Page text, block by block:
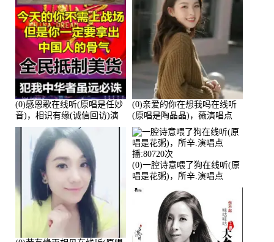
(0)感恩歌在线听(原唱是任妙
音)，相识有缘(诚信回访)演
唱点播:161288次
(0)亲爱的你在想我吗在线听
(原唱是陶晶晶)，薇演唱点
播:159722次
(0)一腔诗意喂了狗在线听(原
唱是花粥)，所辛.演唱点
播:80720次